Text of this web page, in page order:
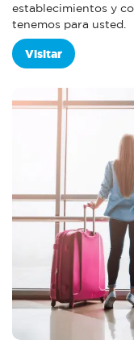
establecimientos y
tenemos para usted.
Visitar